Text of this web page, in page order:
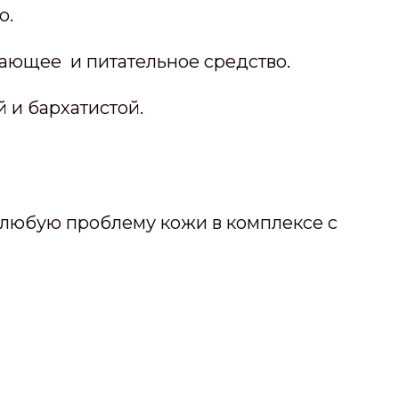
и питательное средство.
бархатистой.
проблему кожи в комплексе с